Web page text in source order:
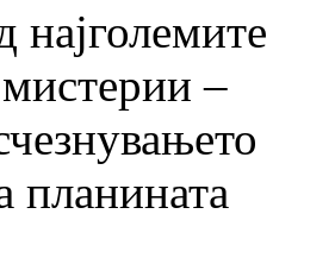
најголемите
–
планината